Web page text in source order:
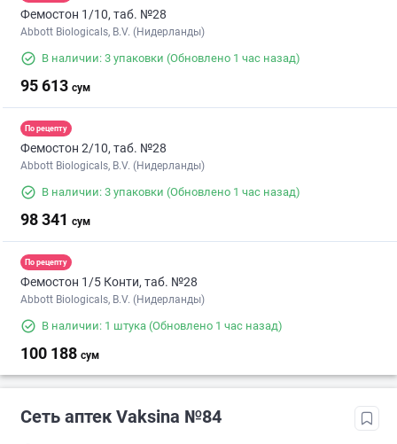
Фемостон 1/10, таб. №28
Abbott Biologicals, B.V. (Нидерланды)
В наличии: 3 упаковки (Обновлено 1 час назад)
95 613 сум
По рецепту
Фемостон 2/10, таб. №28
Abbott Biologicals, B.V. (Нидерланды)
В наличии: 3 упаковки (Обновлено 1 час назад)
98 341 сум
По рецепту
Фемостон 1/5 Конти, таб. №28
Abbott Biologicals, B.V. (Нидерланды)
В наличии: 1 штука (Обновлено 1 час назад)
100 188 сум
Сеть аптек Vaksina №84